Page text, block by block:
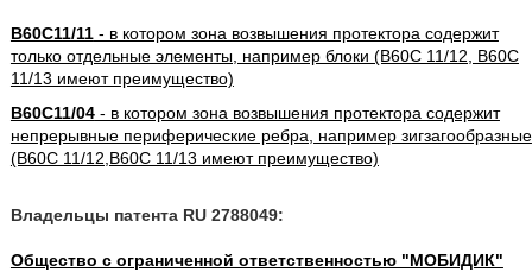
B60C11/11- в котором зона возвышения протектора содержит
только отдельные элементы, например блоки (B60C 11/12, B60C
11/13 имеют преимущество)
B60C11/04- в котором зона возвышения протектора содержит
непрерывные периферические ребра, например зигзагообразные
(B60C 11/12,B60C 11/13 имеют преимущество)
Владельцы патента RU 2788049:
Общество с ограниченной ответственностью "МОБИДИК"